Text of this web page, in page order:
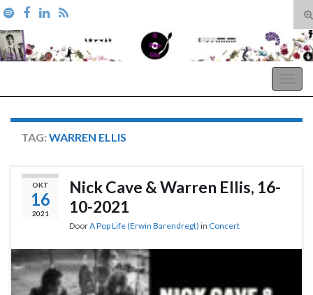
Search for:
TAG: WARREN ELLIS
OKT
16
2021
Nick Cave & Warren Ellis, 16-
10-2021
DoorA Pop Life (Erwin Barendregt) in Concert